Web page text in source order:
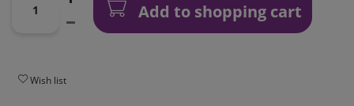
Add to shopping cart
Wish list